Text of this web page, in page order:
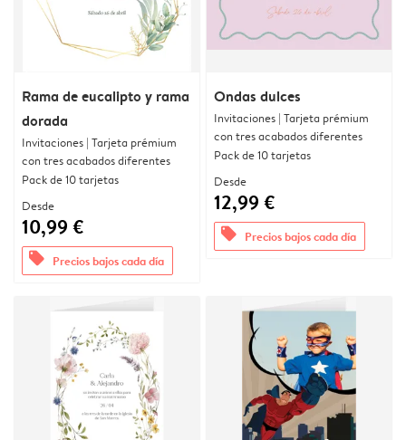
Rama de eucalipto y rama
dorada
Invitaciones | Tarjeta prémium
con tres acabados diferentes
Pack de 10 tarjetas
Desde
10,99 €
offers Precios bajos cada día
Ondas dulces
Invitaciones | Tarjeta prémium
con tres acabados diferentes
Pack de 10 tarjetas
Desde
12,99 €
offers Precios bajos cada día